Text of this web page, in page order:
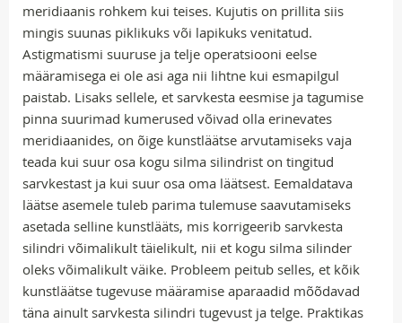
meridiaanis rohkem kui teises. Kujutis on prillita siis
mingis suunas piklikuks või lapikuks venitatud.
Astigmatismi suuruse ja telje operatsiooni eelse
määramisega ei ole asi aga nii lihtne kui esmapilgul
paistab. Lisaks sellele, et sarvkesta eesmise ja tagumise
pinna suurimad kumerused võivad olla erinevates
meridiaanides, on õige kunstläätse arvutamiseks vaja
teada kui suur osa kogu silma silindrist on tingitud
sarvkestast ja kui suur osa oma läätsest. Eemaldatava
läätse asemele tuleb parima tulemuse saavutamiseks
asetada selline kunstlääts, mis korrigeerib sarvkesta
silindri võimalikult täielikult, nii et kogu silma silinder
oleks võimalikult väike. Probleem peitub selles, et kõik
kunstläätse tugevuse määramise aparaadid mõõdavad
täna ainult sarvkesta silindri tugevust ja telge. Praktikas